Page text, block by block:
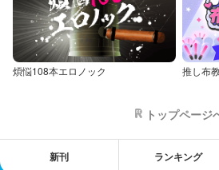
煩悩108本エロノック 推し布
トップページ
新刊 ランキング